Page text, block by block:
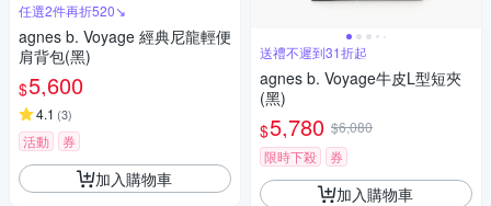
任選2件再折520↘
agnes b. Voyage 經典尼龍輕便
肩背包(黑)
$5,600
4.1 (3)
活動 券
加入購物車
送禮不遲到31折起
agnes b. Voyage牛皮L型短夾
(黑)
$5,780 $6,080
限時下殺
券
加入購物車